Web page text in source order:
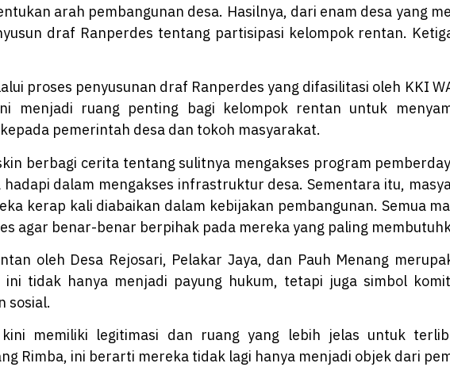
arah pembangunan desa. Hasilnya, dari enam desa yang
draf Ranperdes tentang partisipasi kelompok rentan.
proses penyusunan draf Ranperdes yang difasilitasi oleh KKI
menjadi ruang penting bagi kelompok rentan untuk
pemerintah desa dan tokoh masyarakat.
berbagi cerita tentang sulitnya mengakses program
dalam mengakses infrastruktur desa. Sementara itu,
kerap kali diabaikan dalam kebijakan pembangunan. Semua
agar benar-benar berpihak pada mereka yang paling
oleh Desa Rejosari, Pelakar Jaya, dan Pauh Menang
tidak hanya menjadi payung hukum, tetapi juga simbol
sosial.
memiliki legitimasi dan ruang yang lebih jelas untuk
Rimba, ini berarti mereka tidak lagi hanya menjadi objek dari